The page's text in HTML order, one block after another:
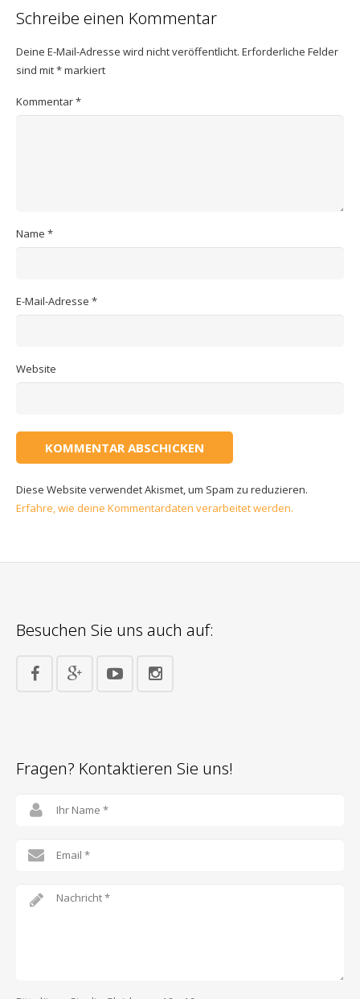
Schreibe einen Kommentar
Deine E-Mail-Adresse wird nicht veröffentlicht. Erforderliche Felder
sind mit*markiert
Kommentar*
Name *
E-Mail-Adresse *
Website
Diese Website verwendet Akismet, um Spam zu reduzieren.
Erfahre, wie deine Kommentardaten verarbeitet werden.
Besuchen Sie uns auch auf:
Fragen? Kontaktieren Sie uns!